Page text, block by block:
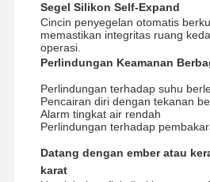
Kabinet Pengeringan
Peralatan laboratorium
Segel Silikon Self-Expand
Cincin penyegelan otomatis
memastikan integritas ruang
operasi.
Perlindungan Keamanan
Perlindungan terhadap suhu
Pencairan diri dengan tekanan
Alarm tingkat air rendah
Perlindungan terhadap
Datang dengan ember atau
karat